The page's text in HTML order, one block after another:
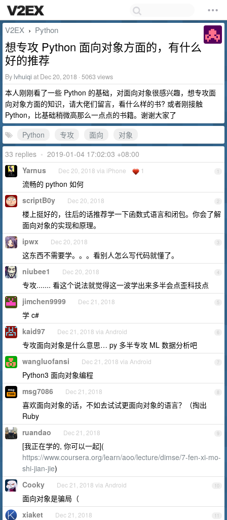
V2EX › Python
想专攻 Python 面向对象方面的，有什么
好的推荐
By lvhuiqi at Dec 20, 2018 · 5063 views
本人刚刚看了一些 Python 的基础，对面向对象很感兴趣，想专攻面
向对象方面的知识，请大佬们留言，看什么样的书? 或者刚接触
Python，比基础稍微高那么一点点的书籍。谢谢大家了
Python
专攻 面向
对象
33 replies • 2019-01-04 17:02:03 +08:00
1
Yarnus Dec 20, 2018 via iPhone 1
流畅的 python 如何
2
scriptB0y Dec 20, 2018
楼上挺好的，往后的话推荐学一下函数式语言和闭包。你会了解
面向对象的实现和原理。
3
ipwx Dec 20, 2018
这东西不需要学。。。看别人怎么写代码就懂了。
4
niubee1 Dec 20, 2018
专攻....... 看这个说法就觉得这一波学出来多半会点歪科技点
5
jimchen9999 Dec 21, 2018
学 c#
6
kaid97 Dec 21, 2018 via Android
专攻面向对象是什么意思… py 多半专攻 ML 数据分析吧
7
wangluofansi Dec 21, 2018 via Android
Python3 面向对象编程
8
msg7086 Dec 21, 2018
喜欢面向对象的话，不如去试试更面向对象的语言？（掏出
Ruby
9
ruandao Dec 21, 2018
[我正在学的, 你可以一起](
https://www.coursera.org/learn/aoo/lecture/dimse/7-fen-xi-mo-
shi-jian-jie)
10
Cooky Dec 21, 2018 via Android
面向对象是骗局（
11
xiaket Dec 21, 2018